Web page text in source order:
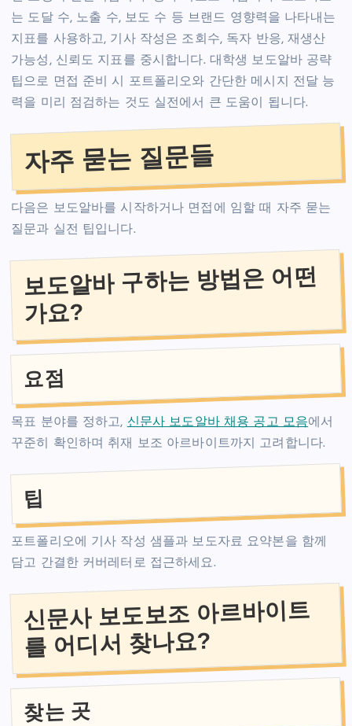
는 도달 수, 노출 수, 보도 수 등 브랜드 영향력을 나타내는
지표를 사용하고, 기사 작성은 조회수, 독자 반응, 재생산
가능성, 신뢰도 지표를 중시합니다. 대학생 보도알바 공략
팁으로 면접 준비 시 포트폴리오와 간단한 메시지 전달 능
력을 미리 점검하는 것도 실전에서 큰 도움이 됩니다.
자주 묻는 질문들
다음은 보도알바를 시작하거나 면접에 임할 때 자주 묻는
질문과 실전 팁입니다.
보도알바 구하는 방법은 어떤
가요?
요점
목표 분야를 정하고, 신문사 보도알바 채용 공고 모음에서
꾸준히 확인하며 취재 보조 아르바이트까지 고려합니다.
팁
포트폴리오에 기사 작성 샘플과 보도자료 요약본을 함께
담고 간결한 커버레터로 접근하세요.
신문사 보도보조 아르바이트
를 어디서 찾나요?
찾는 곳